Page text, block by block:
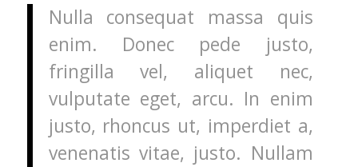
Nulla consequat massa quis
enim. Donec pede justo,
fringilla vel, aliquet nec,
vulputate eget, arcu. In enim
justo, rhoncus ut, imperdiet a,
venenatis vitae, justo. Nullam